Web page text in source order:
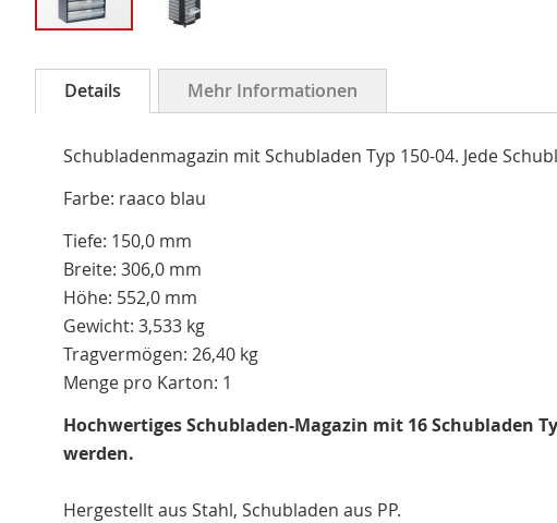
Anfang
springen
Details
Schubladenmagazin mit Schubladen Typ 150-04. Jede
Farbe: raaco blau
Tiefe: 150,0 mm
Breite: 306,0 mm
Höhe: 552,0 mm
Gewicht: 3,533 kg
Tragvermögen: 26,40 kg
Menge pro Karton: 1
Hochwertiges Schubladen-Magazin mit 16 Schubladen
werden.
Hergestellt aus Stahl, Schubladen aus PP.
Mehr Informationen